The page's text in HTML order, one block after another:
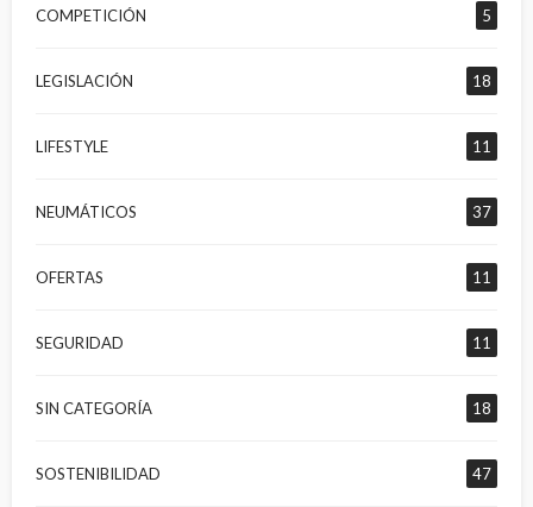
COMPETICIÓN 5
LEGISLACIÓN 18
LIFESTYLE 11
NEUMÁTICOS 37
OFERTAS 11
SEGURIDAD 11
SIN CATEGORÍA 18
SOSTENIBILIDAD 47